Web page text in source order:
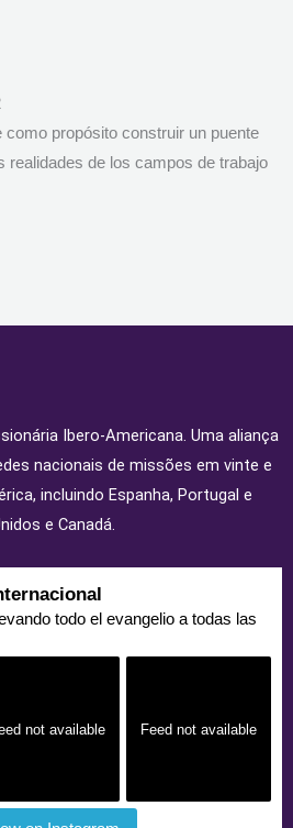
como propósito construir un puente
realidades de los campos de trabajo
Ibero-Americana. Uma aliança
nacionais de missões em vinte e
incluindo Espanha, Portugal e
e Canadá.
todo el evangelio a todas las
not available Feed not available